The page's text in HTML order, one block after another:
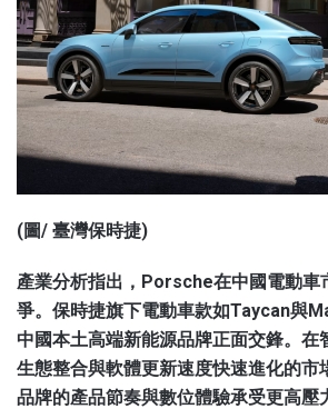
(圖/ 臺灣保時捷)
產業分析指出，Porsche在中國電動車
爭。保時捷旗下電動車款如Taycan與
中國本土高端新能源品牌正面交鋒。在
生態整合與軟體更新速度快速進化的市
品牌的產品節奏與數位體驗承受更高壓